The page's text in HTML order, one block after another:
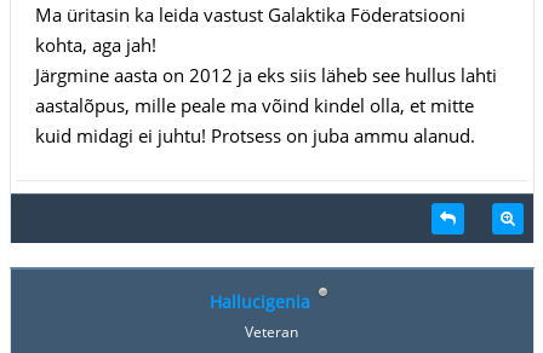
Ma üritasin ka leida vastust Galaktika Föderatsiooni
kohta, aga jah!
Järgmine aasta on 2012 ja eks siis läheb see hullus lahti
aastalõpus, mille peale ma võind kindel olla, et mitte
kuid midagi ei juhtu! Protsess on juba ammu alanud.
Hallucigenia
Veteran